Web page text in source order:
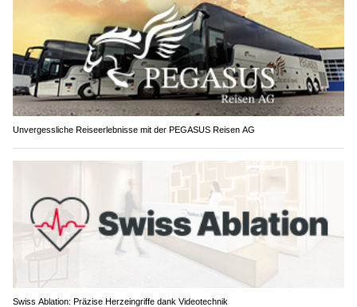
Unvergessliche Reiseerlebnisse mit der PEGASUS Reisen AG
Swiss Ablation: Präzise Herzeingriffe dank Videotechnik